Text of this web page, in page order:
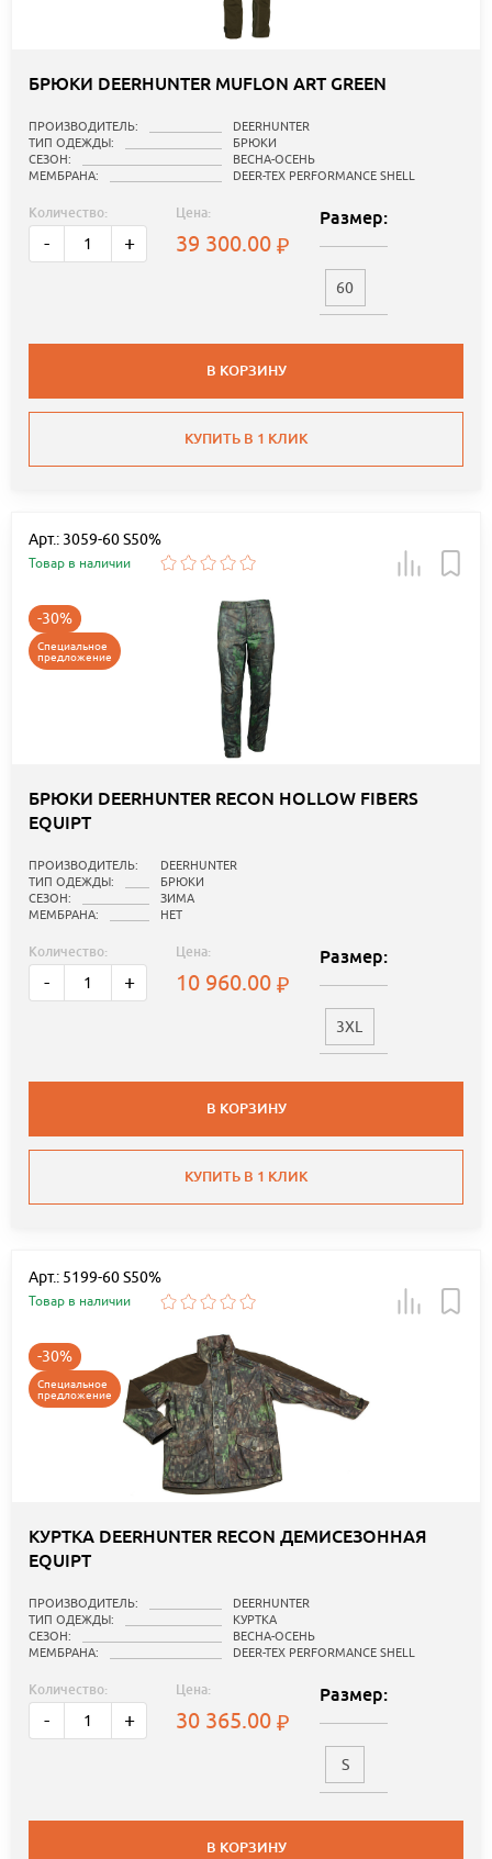
БРЮКИ DEERHUNTER MUFLON ART GREEN
ПРОИЗВОДИТЕЛЬ:
DEERHUNTER
ТИП ОДЕЖДЫ:
БРЮКИ
СЕЗОН:
ВЕСНА-ОСЕНЬ
МЕМБРАНА:
DEER-TEX PERFORMANCE SHELL
Количество:
- +
Цена:
39 300.00
Размер:
60
В КОРЗИНУ
КУПИТЬ В 1 КЛИК
Арт.: 3059-60 S50%
Товар в наличии
-30%
Специальное
предложение
БРЮКИ DEERHUNTER RECON HOLLOW FIBERS
EQUIPT
ПРОИЗВОДИТЕЛЬ:
DEERHUNTER
ТИП ОДЕЖДЫ:
БРЮКИ
СЕЗОН:
ЗИМА
МЕМБРАНА:
НЕТ
Количество:
- +
Цена:
10 960.00
Размер:
3XL
В КОРЗИНУ
КУПИТЬ В 1 КЛИК
Арт.: 5199-60 S50%
Товар в наличии
-30%
Специальное
предложение
КУРТКА DEERHUNTER RECON ДЕМИСЕЗОННАЯ
EQUIPT
ПРОИЗВОДИТЕЛЬ:
DEERHUNTER
ТИП ОДЕЖДЫ:
КУРТКА
СЕЗОН:
ВЕСНА-ОСЕНЬ
МЕМБРАНА:
DEER-TEX PERFORMANCE SHELL
Количество:
- +
Цена:
30 365.00
Размер:
S
В КОРЗИНУ